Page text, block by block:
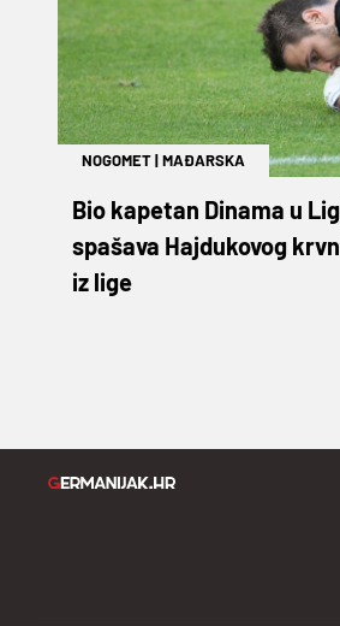
NOGOMET|MAĐARSKA
Bio kapetan Dinama u
spašava Hajdukovog
iz lige